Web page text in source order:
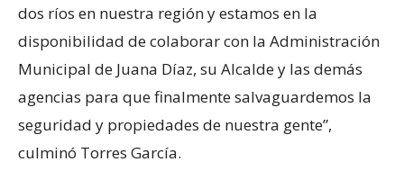
dos ríos en nuestra región y estamos en la
disponibilidad de colaborar con la Administración
Municipal de Juana Díaz, su Alcalde y las demás
agencias para que finalmente salvaguardemos la
seguridad y propiedades de nuestra gente”,
culminó Torres García.